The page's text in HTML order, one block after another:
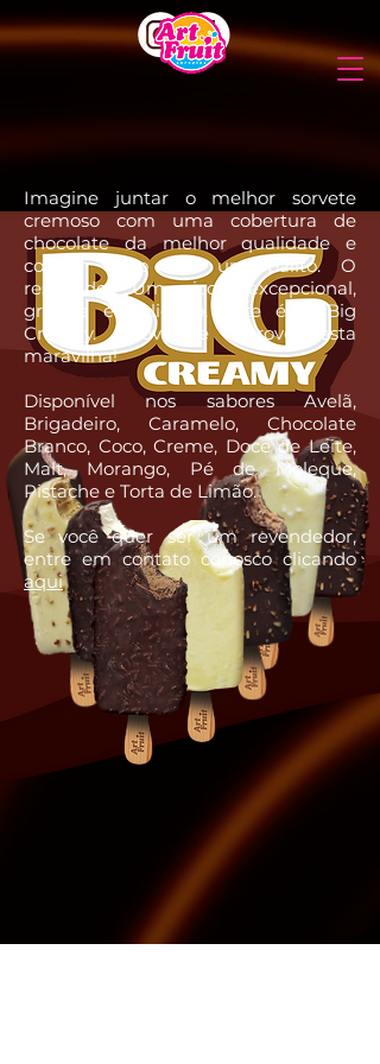
Imagine juntar o melhor sorvete
cremoso com uma cobertura de
chocolate da melhor qualidade e
colocar tudo em um palito. O
resultado? Um picolé excepcional,
grande e delicioso. Este é o Big
Creamy. Prove e aprove esta
maravilha!
Disponível nos saboresAvelã,
Brigadeiro, Caramelo, Chocolate
Branco, Coco, Creme, Doce de Leite,
Malt, Morango, Pé de Moleque,
Pistache e Torta de Limão.
Se você quer ser um revendedor,
entre em contato conosco clicando
aqui